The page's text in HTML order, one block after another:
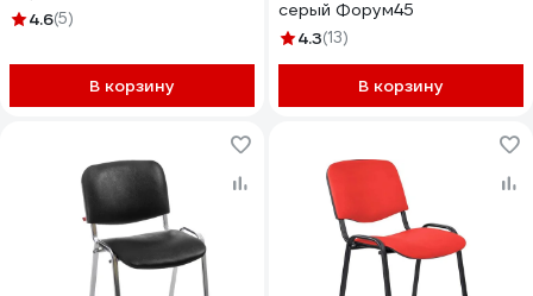
4.6(5)
В корзину
серый Форум45
4.3(13)
В корзину